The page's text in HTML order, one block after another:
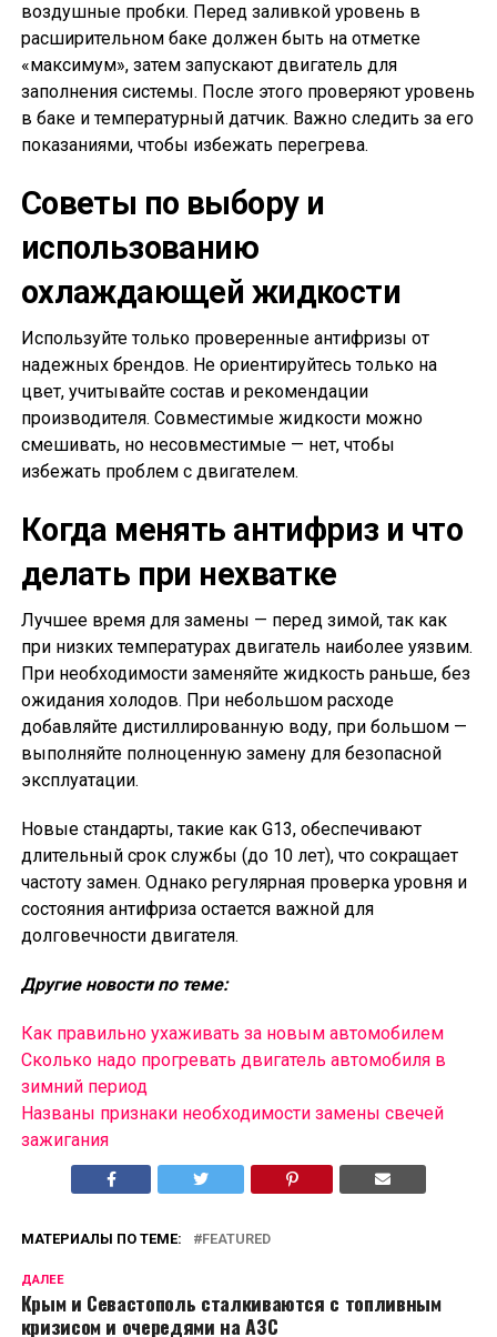
воздушные пробки. Перед заливкой уровень в
расширительном баке должен быть на отметке
«максимум», затем запускают двигатель для
заполнения системы. После этого проверяют уровень
в баке и температурный датчик. Важно следить за его
показаниями, чтобы избежать перегрева.
Советы по выбору и
использованию
охлаждающей жидкости
Используйте только проверенные антифризы от
надежных брендов. Не ориентируйтесь только на
цвет, учитывайте состав и рекомендации
производителя. Совместимые жидкости можно
смешивать, но несовместимые — нет, чтобы
избежать проблем с двигателем.
Когда менять антифриз и что
делать при нехватке
Лучшее время для замены — перед зимой, так как
при низких температурах двигатель наиболее уязвим.
При необходимости заменяйте жидкость раньше, без
ожидания холодов. При небольшом расходе
добавляйте дистиллированную воду, при большом —
выполняйте полноценную замену для безопасной
эксплуатации.
Новые стандарты, такие как G13, обеспечивают
длительный срок службы (до 10 лет), что сокращает
частоту замен. Однако регулярная проверка уровня и
состояния антифриза остается важной для
долговечности двигателя.
Другие новости по теме:
Как правильно ухаживать за новым автомобилем
Сколько надо прогревать двигатель автомобиля в
зимний период
Названы признаки необходимости замены свечей
зажигания
МАТЕРИАЛЫ ПО ТЕМЕ: FEATURED
ДАЛЕЕ
Крым и Севастополь сталкиваются с топливным
кризисом и очередями на АЗС